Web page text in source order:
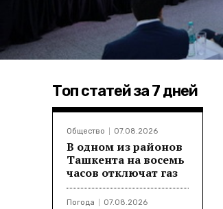
Топ статей за 7 дней
Общество 07.08.2026
В одном из районов
Ташкента на восемь
часов отключат газ
Погода 07.08.2026